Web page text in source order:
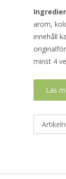
arom,
innehåll
minst 4
Läs